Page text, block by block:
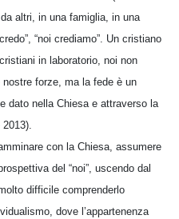
altri, in una famiglia, in una
“noi crediamo”. Un cristiano
in laboratorio, noi non
forze, ma la fede è un
dato nella Chiesa e attraverso la
con la Chiesa, assumere
del “noi”, uscendo dal
difficile comprenderlo
dove l’appartenenza